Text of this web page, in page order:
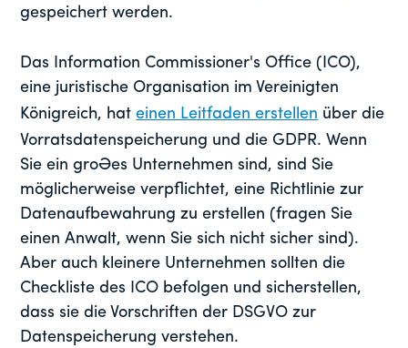
gespeichert werden.
Das Information Commissioner's Office (ICO),
eine juristische Organisation im Vereinigten
Königreich, hateinen Leitfaden erstellen über die
Vorratsdatenspeicherung und die GDPR. Wenn
Sie ein großes Unternehmen sind, sind Sie
möglicherweise verpflichtet, eine Richtlinie zur
Datenaufbewahrung zu erstellen (fragen Sie
einen Anwalt, wenn Sie sich nicht sicher sind).
Aber auch kleinere Unternehmen sollten die
Checkliste des ICO befolgen und sicherstellen,
dass sie die Vorschriften der DSGVO zur
Datenspeicherung verstehen.